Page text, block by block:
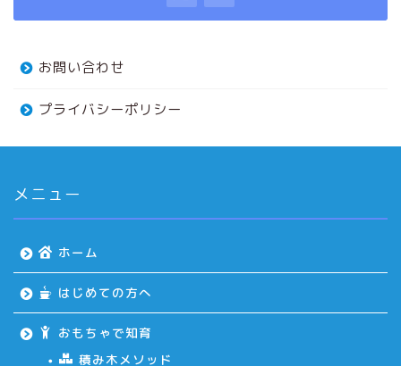
お問い合わせ
プライバシーポリシー
メニュー
ホーム
はじめての方へ
おもちゃで知育
積み木メソッド